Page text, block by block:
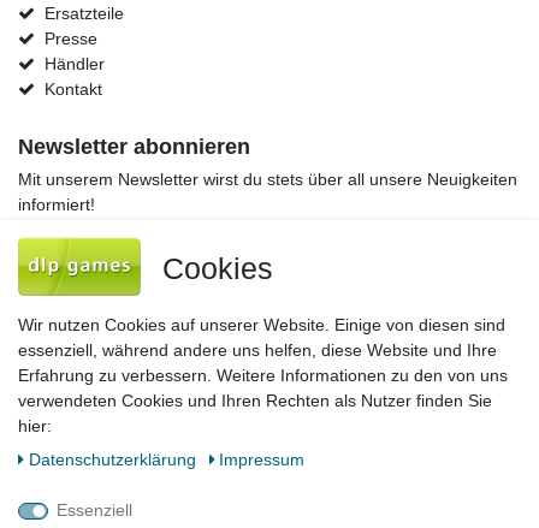
Ersatzteile
Presse
Händler
Kontakt
Newsletter abonnieren
Mit unserem Newsletter wirst du stets über all unsere Neuigkeiten
informiert!
Newsletter
Honig
Einwilligung kann ich jederzeit widerrufen.**
Impressum
Cookies
Wir nutzen Cookies auf unserer Website. Einige von diesen sind
essenziell, während andere uns helfen, diese Website und Ihre
Erfahrung zu verbessern. Weitere Informationen zu den von uns
verwendeten Cookies und Ihren Rechten als Nutzer finden Sie
hier:
Daten­schutz­erklärung
Impressum
Essenziell